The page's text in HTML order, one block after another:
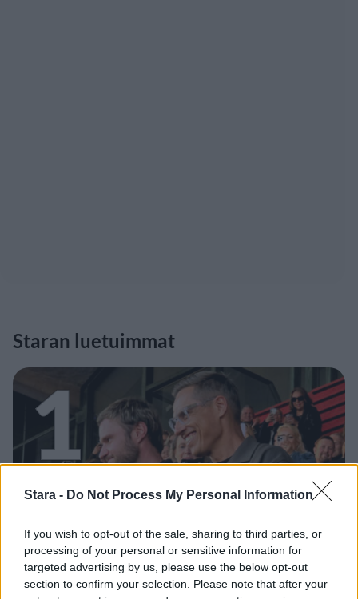
Stara - Do Not Process My Personal Information
If you wish to opt-out of the sale, sharing to third parties, or
processing of your personal or sensitive information for
targeted advertising by us, please use the below opt-out
section to confirm your selection. Please note that after your
Staran luetuimmat
1
Alexander Stubb ja Aleksander
Barkov juhlivat Eppu Normaalia –